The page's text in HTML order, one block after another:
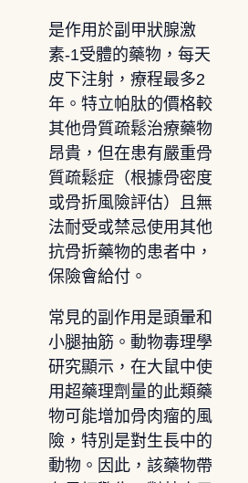
是作用於副甲狀腺激
素-1受體的藥物，每天
皮下注射，療程最多2
年。特立帕肽的價格較
其他骨質疏鬆治療藥物
昂貴，但在患有嚴重骨
質疏鬆症（根據骨密度
或骨折風險評估）且無
法耐受或禁忌使用其他
抗骨折藥物的患者中，
保險會給付。
常見的副作用是頭暈和
小腿抽筋。動物毒理學
研究顯示，在大鼠中使
用超藥理劑量的此類藥
物可能增加骨肉瘤的風
險，特別是對生長中的
動物。因此，該藥物帶